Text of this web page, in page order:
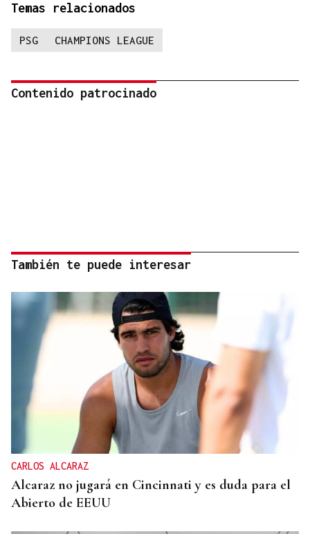
Temas relacionados
PSG CHAMPIONS LEAGUE
Contenido patrocinado
También te puede interesar
CARLOS ALCARAZ
Alcaraz no jugará en Cincinnati y es duda para el
Abierto de EEUU